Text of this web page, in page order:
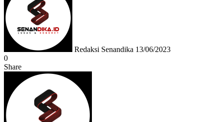
Redaksi Senandika 13/06/2023
0
Share
Facebook
Messenger
Messenger
WhatsApp
Telegram